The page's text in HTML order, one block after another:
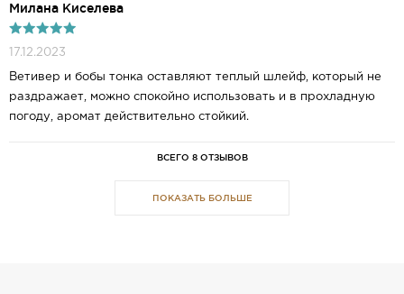
Милана Киселева
17.12.2023
Ветивер и бобы тонка оставляют теплый шлейф, который не
раздражает, можно спокойно использовать и в прохладную
погоду, аромат действительно стойкий.
ВСЕГО 8 ОТЗЫВОВ
ПОКАЗАТЬ БОЛЬШЕ